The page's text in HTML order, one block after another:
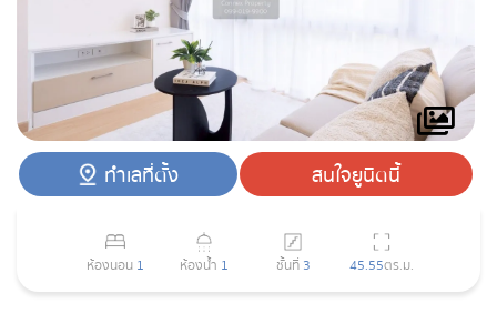
ทำเลที่ตั้ง สนใจยูนิตนี้
ห้องนอน 1 ห้องน้ำ 1 ชั้นที่ 3 45.55ตร.ม.